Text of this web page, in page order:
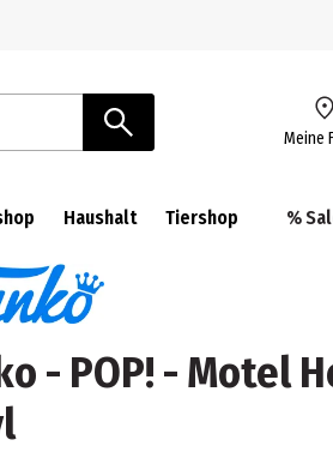
Meine
Haushalt Tiershop %
- POP! - Motel